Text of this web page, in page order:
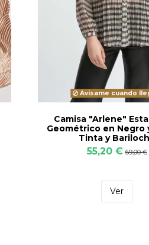
Avísame cuando
Camisa "Arlene"
Geométrico en Negro
Tinta y
55,20 € 69,00 €
Ver